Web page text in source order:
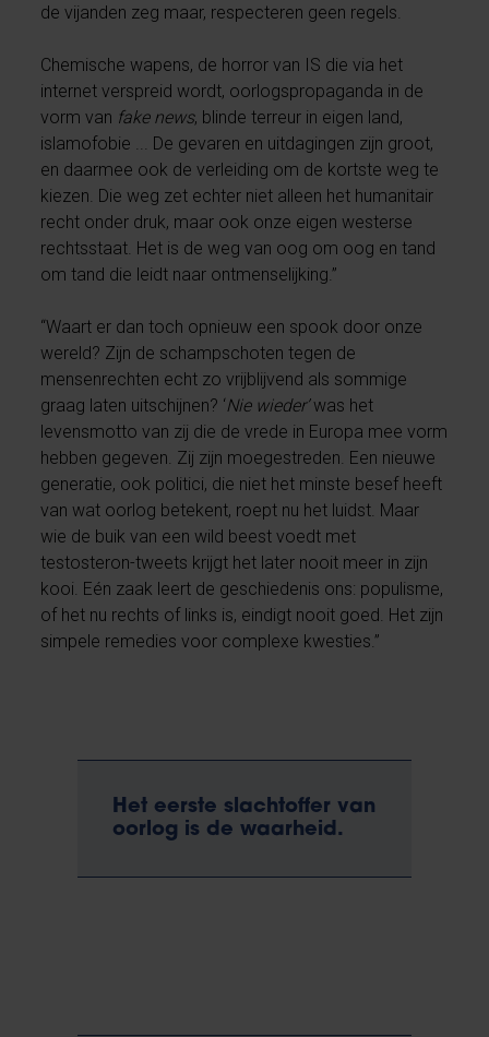
de vijanden zeg maar, respecteren geen regels.
Chemische wapens, de horror van IS die via het
internet verspreid wordt, oorlogspropaganda in de
vorm van fake news, blinde terreur in eigen land,
islamofobie ... De gevaren en uitdagingen zijn groot,
en daarmee ook de verleiding om de kortste weg te
kiezen. Die weg zet echter niet alleen het humanitair
recht onder druk, maar ook onze eigen westerse
rechtsstaat. Het is de weg van oog om oog en tand
om tand die leidt naar ontmenselijking.”
“Waart er dan toch opnieuw een spook door onze
wereld? Zijn de schampschoten tegen de
mensenrechten echt zo vrijblijvend als sommige
graag laten uitschijnen? ‘Nie wieder’was het
levensmotto van zij die de vrede in Europa mee vorm
hebben gegeven. Zij zijn moegestreden. Een nieuwe
generatie, ook politici, die niet het minste besef heeft
van wat oorlog betekent, roept nu het luidst. Maar
wie de buik van een wild beest voedt met
testosteron-tweets krijgt het later nooit meer in zijn
kooi. Eén zaak leert de geschiedenis ons: populisme,
of het nu rechts of links is, eindigt nooit goed. Het zijn
simpele remedies voor complexe kwesties.”
Het eerste slachtoffer van
oorlog is de waarheid.